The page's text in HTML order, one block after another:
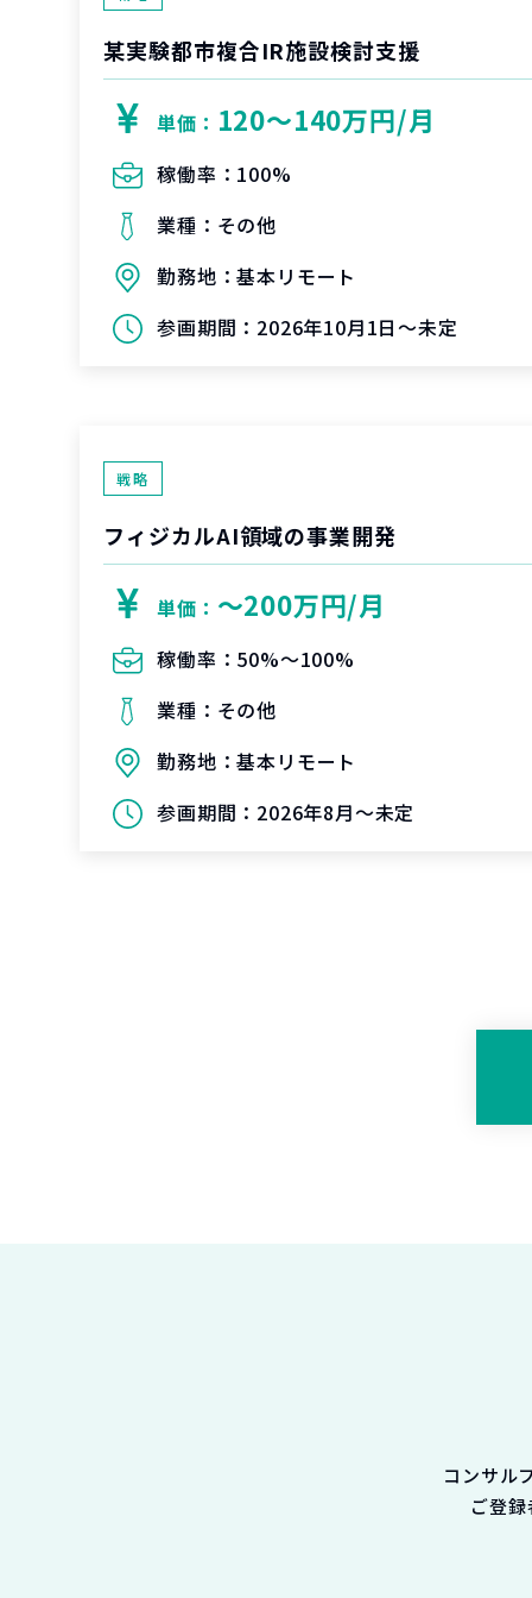
某実験都市複合IR施設検討支援
単価： 120〜140万円/月
稼働率： 100%
業種： その他
勤務地：基本リモート
参画期間： 2026年10月1日～未定
戦略
フィジカルAI領域の事業開発
単価： 〜200万円/月
稼働率： 50%〜100%
業種： その他
勤務地：基本リモート
参画期間： 2026年8月～未定
コンサル
ご登